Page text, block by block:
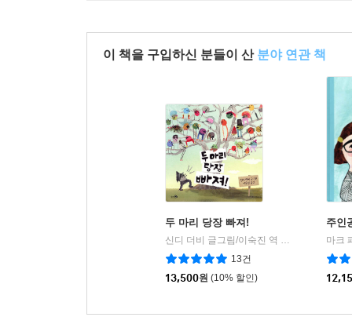
이 책을 구입하신 분들이 산 분야 연관 책
두 마리 당장 빠져!
신디 더비 글그림/이숙진 역 | 천개의바람
13건
13,500원 (10% 할인)
주인